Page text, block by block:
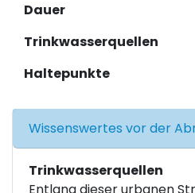
Dauer
Trinkwasserquellen
Haltepunkte
Wissenswertes vor der
Trinkwasserquellen